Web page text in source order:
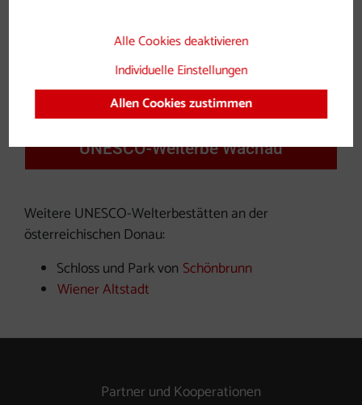
UNESCO-Welterbe Wachau
Weitere UNESCO-Welterbestätten an der
österreichischen Donau:
Schloss und Park von Schönbrunn
Wiener Altstadt
Partner und Kooperationen
Alle Cookies deaktivieren
Individuelle Einstellungen
Allen Cookies zustimmen